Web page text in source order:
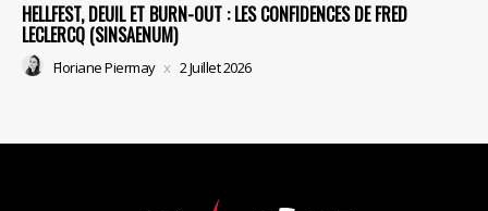
HELLFEST, DEUIL ET BURN-OUT : LES CONFIDENCES DE FRED
LECLERCQ (SINSAENUM)
Floriane Piermay 2 Juillet 2026